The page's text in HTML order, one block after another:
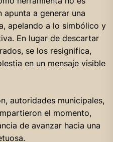
apunta a generar una
apelando a lo simbólico y
En lugar de descartar
se los resignifica,
en un mensaje visible
autoridades municipales,
el momento,
de avanzar hacia una